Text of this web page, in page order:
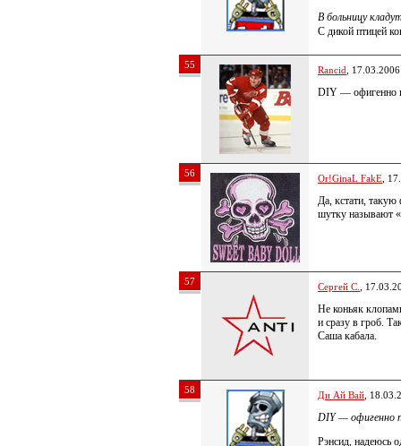
В больницу
С дикой птицей
55 Rancid ,
DIY — офигенно
56 Or!GinaL FakE ,
Да, кстати,
шутку называют
57 Сергей С. ,
Не коньяк
и сразу в гроб.
Саша кабала.
58 Ди Ай Вай ,
DIY — офигенно
Рэнсид, надеюсь